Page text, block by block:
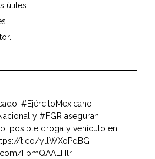
útiles.
. #EjércitoMexicano,
y #FGR aseguran
posible droga y vehículo en
t.co/yllWXoPdBG
FpmQAALHlr